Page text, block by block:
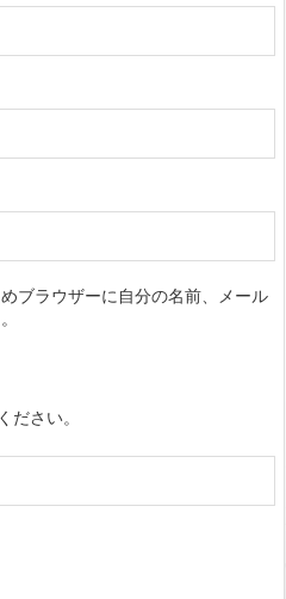
ブラウザーに自分の名前、メール
ださい。